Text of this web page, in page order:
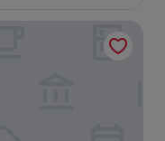
de
95 €